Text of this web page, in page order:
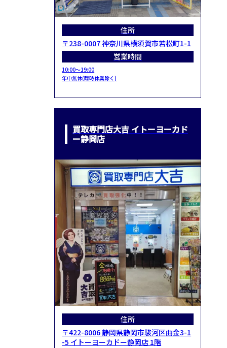
住所
〒238-0007 神奈川県横須賀市若松町1-1
営業時間
10:00～19:00
年中無休(臨時休業除く)
買取専門店大吉 イトーヨーカド
ー静岡店
住所
〒422-8006 静岡県静岡市駿河区曲金3-1
-5 イトーヨーカドー静岡店 1階